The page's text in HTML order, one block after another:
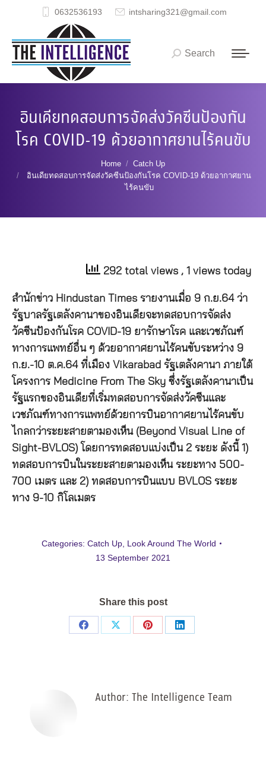
0632536193 intsharing321@gmail.com
Search:
Search
อินเดียทดสอบการจัดส่งวัคซีนป้องกัน
โรค COVID-19 ด้วยอากาศยานไร้คนขับ
Home
Catch Up
อินเดียทดสอบการจัดส่งวัคซีนป้องกันโรค COVID-19 ด้วยอากาศยาน
ไร้คนขับ
292 total views , 1 views today
สำนักข่าว Hindustan Times รายงานเมื่อ 9 ก.ย.64 ว่า
รัฐบาลรัฐเตลังคานาของอินเดียจะทดสอบการจัดส่ง
วัคซีนป้องกันโรค COVID-19 ยารักษาโรค และเวชภัณฑ์
ทางการแพทย์อื่น ๆ ด้วยอากาศยานไร้คนขับระหว่าง 9
ก.ย.-10 ต.ค.64 ที่เมือง Vikarabad รัฐเตลังคานา ภายใต้
โครงการ Medicine From The Sky ซึ่งรัฐเตลังคานาเป็น
รัฐแรกของอินเดียที่เริ่มทดสอบการจัดส่งวัคซีนและ
เวชภัณฑ์ทางการแพทย์ด้วยการบินอากาศยานไร้คนขับ
ไกลกว่าระยะสายตามองเห็น (Beyond Visual Line of
Sight-BVLOS) โดยการทดสอบแบ่งเป็น 2 ระยะ ดังนี้ 1)
ทดสอบการบินในระยะสายตามองเห็น ระยะทาง 500-
700 เมตร และ 2) ทดสอบการบินแบบ BVLOS ระยะ
ทาง 9-10 กิโลเมตร
Categories: Catch Up, Look Around The World
13 September 2021
Share this post
Share
Share
Share
Share
Author: The Intelligence Team